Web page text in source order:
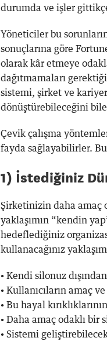
durumda ve işler
Yöneticiler bu
sonuçlarına göre
olarak kâr etmeye
dağıtmamaları
sistemi, şirket ve
dönüştürebileceğini
Çevik çalışma
fayda sağlayabilirler.
1) İstediğiniz
Şirketinizin daha amaç
yaklaşımın “kendin
hedeflediğiniz
kullanacağınız
• Kendi silonuz
• Kullanıcıların amaç
• Bu hayal
• Daha amaç odaklı bir
• Sistemi